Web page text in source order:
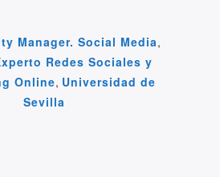
s
A
p
p
y
Li
n
k
e
a
m
gr
a
m
Manager. Social Media,
Redes Sociales y
Online, Universidad de
Sevilla